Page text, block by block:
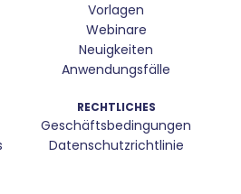
Vorlagen
Webinare
Neuigkeiten
Anwendungsfälle
RECHTLICHES
Geschäftsbedingungen
Datenschutzrichtlinie